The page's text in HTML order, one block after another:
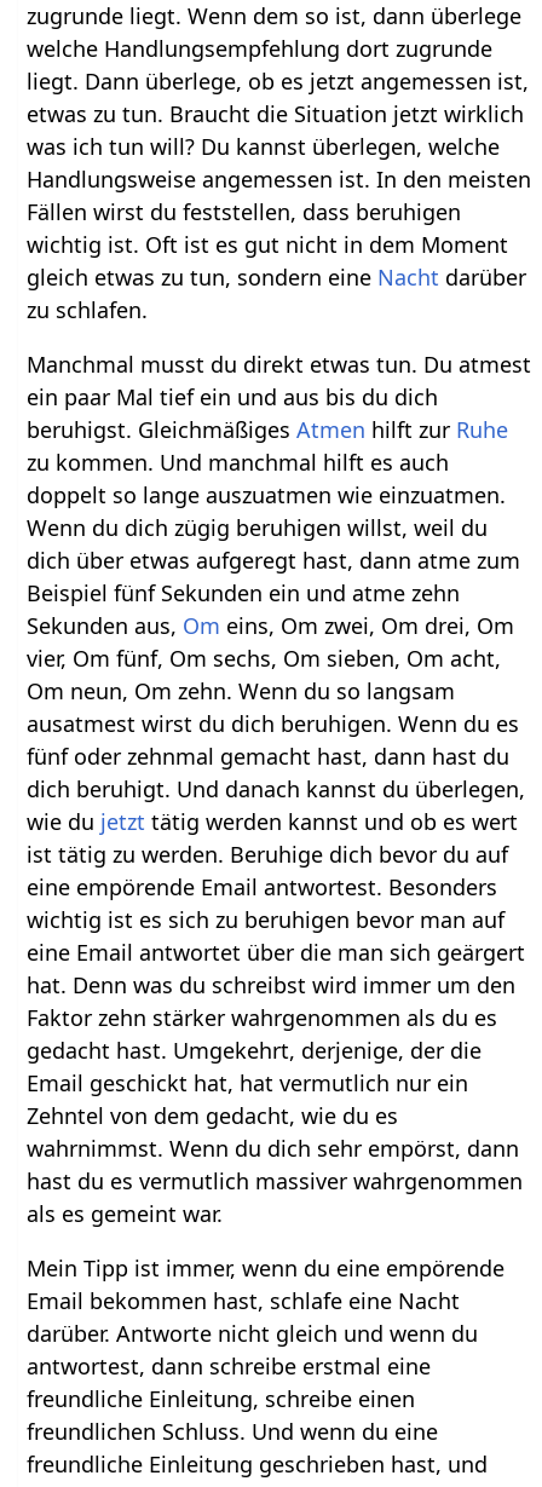
zugrunde liegt. Wenn dem so ist, dann überlege
welche Handlungsempfehlung dort zugrunde
liegt. Dann überlege, ob es jetzt angemessen ist,
etwas zu tun. Braucht die Situation jetzt wirklich
was ich tun will? Du kannst überlegen, welche
Handlungsweise angemessen ist. In den meisten
Fällen wirst du feststellen, dass beruhigen
wichtig ist. Oft ist es gut nicht in dem Moment
gleich etwas zu tun, sondern eine Nacht darüber
zu schlafen.
Manchmal musst du direkt etwas tun. Du atmest
ein paar Mal tief ein und aus bis du dich
beruhigst. GleichmäßigesAtmen hilft zur Ruhe
zu kommen. Und manchmal hilft es auch
doppelt so lange auszuatmen wie einzuatmen.
Wenn du dich zügig beruhigen willst, weil du
dich über etwas aufgeregt hast, dann atme zum
Beispiel fünf Sekunden ein und atme zehn
Sekunden aus, Om eins, Om zwei, Om drei, Om
vier, Om fünf, Om sechs, Om sieben, Om acht,
Om neun, Om zehn. Wenn du so langsam
ausatmest wirst du dich beruhigen. Wenn du es
fünf oder zehnmal gemacht hast, dann hast du
dich beruhigt. Und danach kannst du überlegen,
wie du jetzt tätig werden kannst und ob es wert
ist tätig zu werden. Beruhige dich bevor du auf
eine empörende Email antwortest. Besonders
wichtig ist es sich zu beruhigen bevor man auf
eine Email antwortet über die man sich geärgert
hat. Denn was du schreibst wird immer um den
Faktor zehn stärker wahrgenommen als du es
gedacht hast. Umgekehrt, derjenige, der die
Email geschickt hat, hat vermutlich nur ein
Zehntel von dem gedacht, wie du es
wahrnimmst. Wenn du dich sehr empörst, dann
hast du es vermutlich massiver wahrgenommen
als es gemeint war.
Mein Tipp ist immer, wenn du eine empörende
Email bekommen hast, schlafe eine Nacht
darüber. Antworte nicht gleich und wenn du
antwortest, dann schreibe erstmal eine
freundliche Einleitung, schreibe einen
freundlichen Schluss. Und wenn du eine
freundliche Einleitung geschrieben hast, und